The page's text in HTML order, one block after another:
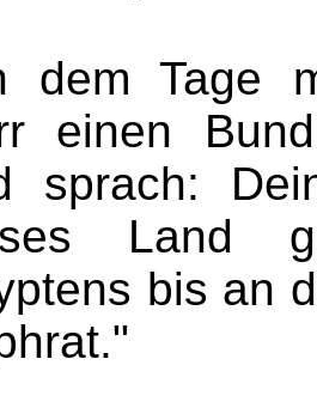
dem Tage
einen
sprach:
Land
bis an